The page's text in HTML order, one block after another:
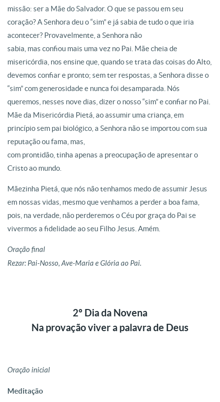
missão: ser a Mãe do Salvador. O que se passou em seu
coração? A Senhora deu o “sim” e já sabia de tudo o que iria
acontecer? Provavelmente, a Senhora não
sabia, mas confiou mais uma vez no Pai. Mãe cheia de
misericórdia, nos ensine que, quando se trata das coisas do Alto,
devemos confiar e pronto; sem ter respostas, a Senhora disse o
“sim” com generosidade e nunca foi desamparada. Nós
queremos, nesses nove dias, dizer o nosso “sim” e confiar no Pai.
Mãe da Misericórdia Pietá, ao assumir uma criança, em
princípio sem pai biológico, a Senhora não se importou com sua
reputação ou fama, mas,
com prontidão, tinha apenas a preocupação de apresentar o
Cristo ao mundo.
Mãezinha Pietá, que nós não tenhamos medo de assumir Jesus
em nossas vidas, mesmo que venhamos a perder a boa fama,
pois, na verdade, não perderemos o Céu por graça do Pai se
vivermos a fidelidade ao seu Filho Jesus. Amém.
Oração final
Rezar: Pai-Nosso, Ave-Maria e Glória ao Pai.
2º Dia da Novena
Na provação viver a palavra de Deus
Oração inicial
Meditação